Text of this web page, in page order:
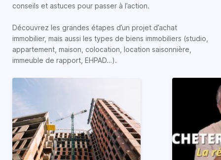
conseils et astuces pour passer à l’action.
Découvrez les grandes étapes d’un projet d’achat
immobilier, mais aussi les types de biens immobiliers (studio,
appartement, maison, colocation, location saisonnière,
immeuble de rapport, EHPAD…).